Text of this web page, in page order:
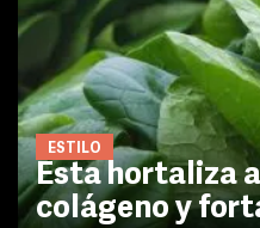
ESTILO
Esta hortaliza
colágeno y